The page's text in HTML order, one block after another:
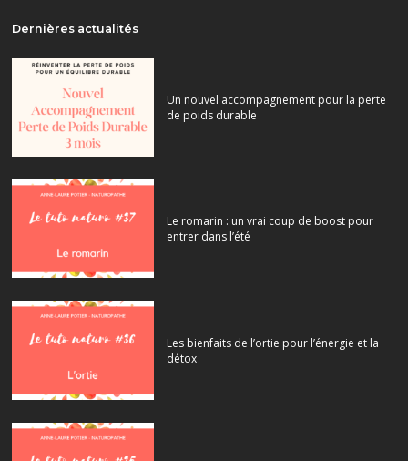
Dernières actualités
Un nouvel accompagnement pour la perte
de poids durable
Le romarin : un vrai coup de boost pour
entrer dans l’été
Les bienfaits de l’ortie pour l’énergie et la
détox